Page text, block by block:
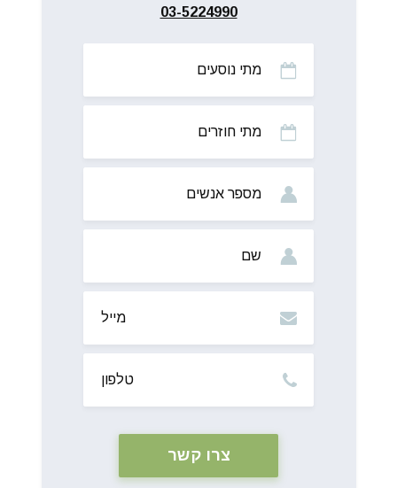
03-5224990
אנשים